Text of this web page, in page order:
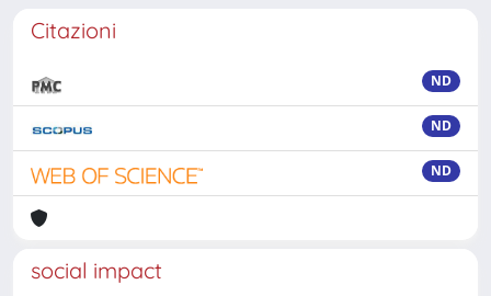
Citazioni
ND
ND
ND
social impact